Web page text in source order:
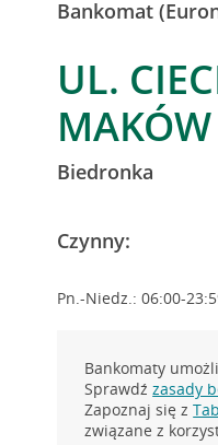
Bankomat
UL.
Biedronka
Czynny:
Pn.-Niedz.: 06:00-
Bankomaty
Sprawdźzasady
Zapoznaj się z
związane z